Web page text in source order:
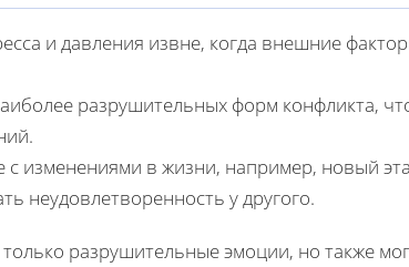
и давления извне, когда внешние
разрушительных форм конфликта,
изменениями в жизни, например, новый
неудовлетворенность у другого.
разрушительные эмоции, но также